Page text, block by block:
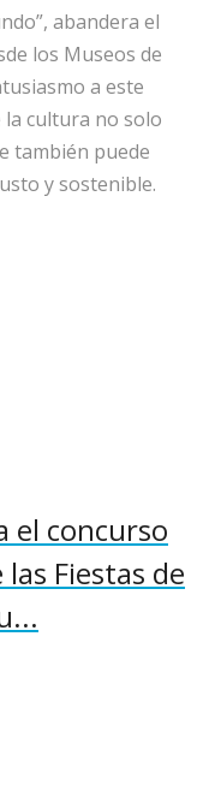
”, abandera el
los Museos de
a este
la cultura no solo
también puede
y sostenible.
el concurso
Fiestas de